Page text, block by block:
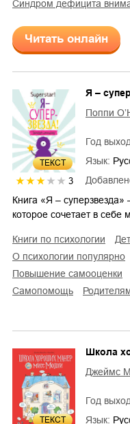
синдром дефицита
Читать онлайн
ТЕКСТ
3
Я –
Поппи
Год
Язык:
Книга «Я – суперзвезда»
которое сочетает в себе
книги по психологии
о психологии популярно
повышение самооценки
самопомощь
ТЕКСТ
Школа
Джеймс
Год
Язык: